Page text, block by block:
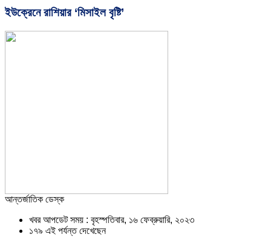
ইউক্রেনে রাশিয়ার ‘মিসাইল বৃষ্টি’
আন্তর্জাতিক ডেস্ক
খবর আপডেট সময় : বৃহস্পতিবার, ১৬ ফেব্রুয়ারি, ২০২৩
১৭৯ এই পর্যন্ত দেখেছেন